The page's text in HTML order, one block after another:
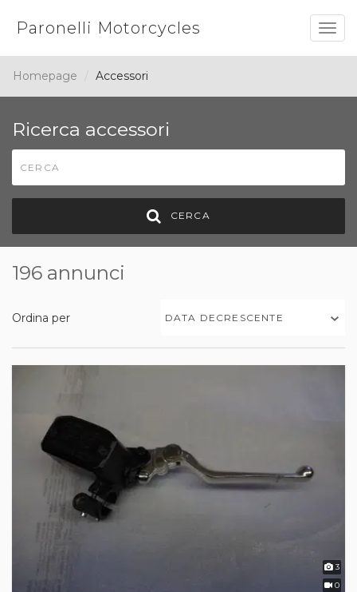
Paronelli Motorcycles
Homepage Accessori
Ricerca accessori
CERCA
196 annunci
Ordina per DATA DECRESCENTE
3
0